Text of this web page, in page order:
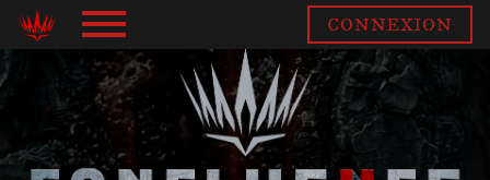
CONNEXION
Panneau de gestion des cookies